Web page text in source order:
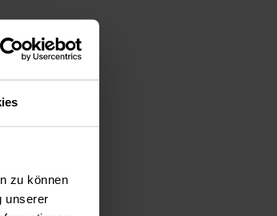
zu können
unserer